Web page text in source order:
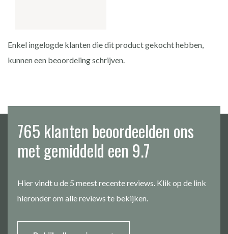
Enkel ingelogde klanten die dit product gekocht hebben,
kunnen een beoordeling schrijven.
765 klanten beoordeelden ons
met gemiddeld een 9.7
Hier vindt u de 5 meest recente reviews. Klik op de link
hieronder om alle reviews te bekijken.